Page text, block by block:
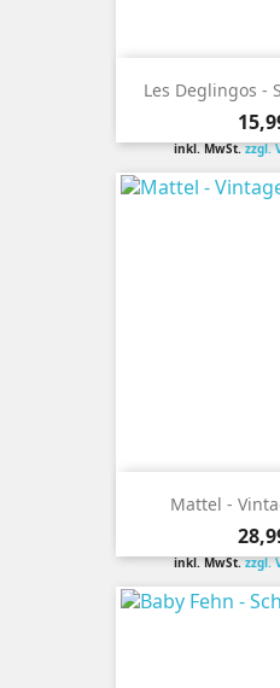
Les Deglingos -
inkl. MwSt.zzgl.
Mattel -
inkl. MwSt.zzgl.